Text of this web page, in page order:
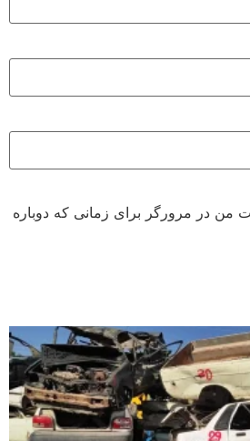
من در مرورگر برای زمانی که دوباره